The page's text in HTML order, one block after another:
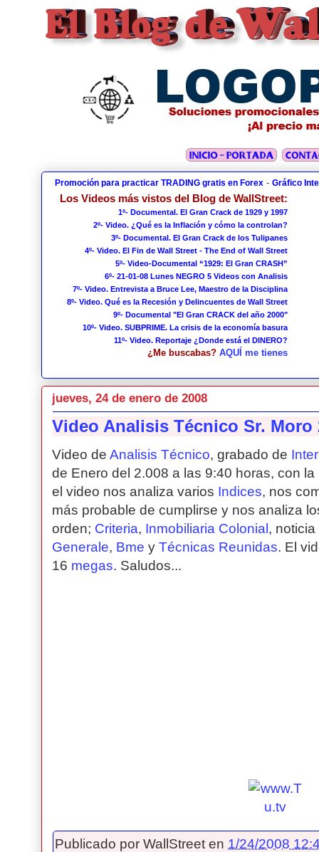
Promoción para practicar TRADING gratis en Forex - Gráfico
Los Videos más vistos del Blog de WallStreet:
1º- Documental. El Gran Crack de 1929 y 1997
2º- Video. ¿Qué es la Inflación y cómo la controlan?
3º- Documental. El Gran Crack de los Tulipanes
4º- Video. El Fin de Wall Street - The End of Wall Street
5º- Video-Documental “1929: El Gran CRASH”
6º- 21-01-08 Lunes NEGRO 5 Videos con Analisis
7º- Video. Entrevista a Bruce Lee, Maestro de la Disciplina
8º- Video. Qué es la Recesión y Delincuentes de Wall Street
9º- Documental "El Gran CRACK del año 2000"
10º- Video. SUBPRIME. La crisis de la economía basura
11º- Video. Reportaje ¿Donde está el DINERO?
¿Me buscabas?AQUÍ me tienes
jueves, 24 de enero de 2008
Video Analisis Técnico Sr. Moro
Video deAnalisis Técnico, grabado de
de Enero del 2.008 a las 9:40 horas, con
el video nos analiza varios Indices, nos
más probable de cumplirse y nos analiza
orden; Criteria, Inmobiliaria Colonial ,
Generale, Bme yTécnicas Reunidas. El
16 megas. Saludos...
Publicado porWallStreet en 1/24/2008